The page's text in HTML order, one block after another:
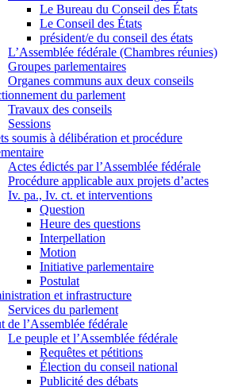
Le Bureau du Conseil des États
Le Conseil des États
président/e du conseil des états
L’Assemblée fédérale (Chambres réunies)
Groupes parlementaires
Organes communs aux deux conseils
du parlement
Travaux des conseils
Sessions
soumis à délibération et procédure
Actes édictés par l’Assemblée fédérale
Procédure applicable aux projets d’actes
Iv. pa., Iv. ct. et interventions
Question
Heure des questions
Interpellation
Motion
Initiative parlementaire
Postulat
et infrastructure
Services du parlement
de l’Assemblée fédérale
Le peuple et l’Assemblée fédérale
Requêtes et pétitions
Élection du conseil national
Publicité des débats